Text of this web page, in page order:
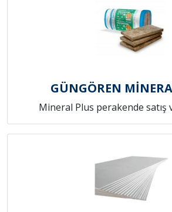
GÜNGÖREN
Mineral Plus perakende satış